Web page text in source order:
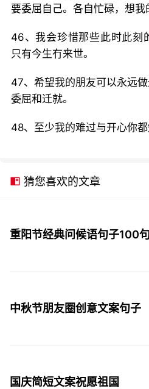
要委屈自己。各自忙碌，想我
46、我会珍惜那些此时此刻
只有今生冇来世。
47、希望我的朋友可以永远
委屈和迁就。
48、至少我的难过与开心你都
猜您喜欢的文章
重阳节经典问候语句子100
中秋节朋友圈创意文案句子
国庆简短文案祝愿祖国